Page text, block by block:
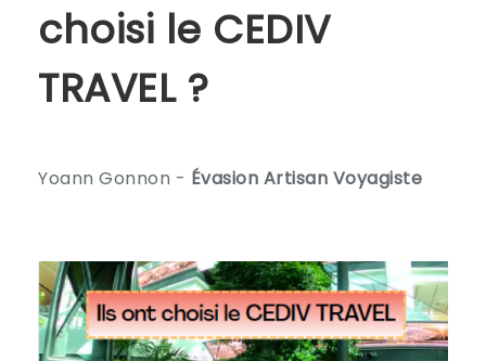
choisi le CEDIV
TRAVEL ?
Yoann Gonnon - Évasion Artisan Voyagiste